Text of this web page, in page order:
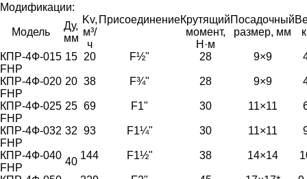
Модификации:
Модель
Ду,
мм
Kv,
м³/
ч
ПрисоединениеКрутящий
момент,
Н·м
Посадочный
размер, мм
КПР-4Ф-015
FHP
15 20 F½" 28 9×9
КПР-4Ф-020
FHP
20 38 F¾" 28 9×9
КПР-4Ф-025
FHP
25 69 F1" 30 11×11
КПР-4Ф-032
FHP
32 93 F1¼" 30 11×11
КПР-4Ф-040
FHP
40
144 F1½" 38 14×14